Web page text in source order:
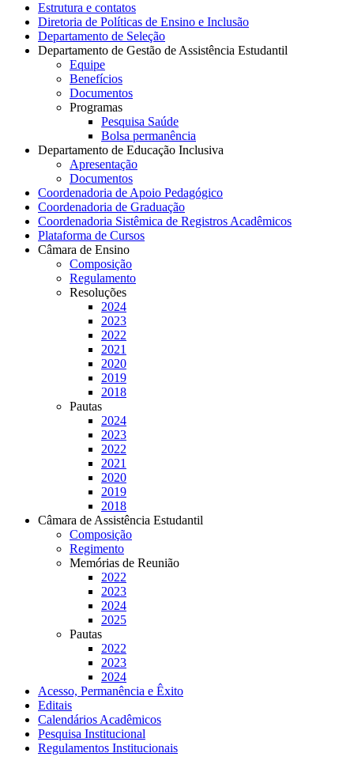
Estrutura e contatos
Diretoria de Políticas de Ensino e Inclusão
Departamento de Seleção
Departamento de Gestão de Assistência Estudantil
Equipe
Benefícios
Documentos
Programas
Pesquisa Saúde
Bolsa permanência
Departamento de Educação Inclusiva
Apresentação
Documentos
Coordenadoria de Apoio Pedagógico
Coordenadoria de Graduação
Coordenadoria Sistêmica de Registros Acadêmicos
Plataforma de Cursos
Câmara de Ensino
Composição
Regulamento
Resoluções
2024
2023
2022
2021
2020
2019
2018
Pautas
2024
2023
2022
2021
2020
2019
2018
Câmara de Assistência Estudantil
Composição
Regimento
Memórias de Reunião
2022
2023
2024
2025
Pautas
2022
2023
2024
Acesso, Permanência e Êxito
Editais
Calendários Acadêmicos
Pesquisa Institucional
Regulamentos Institucionais